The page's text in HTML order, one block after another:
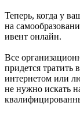
Теперь, когда у
на
ивент онлайн.
Все
придется
интернетом или
не нужно искать